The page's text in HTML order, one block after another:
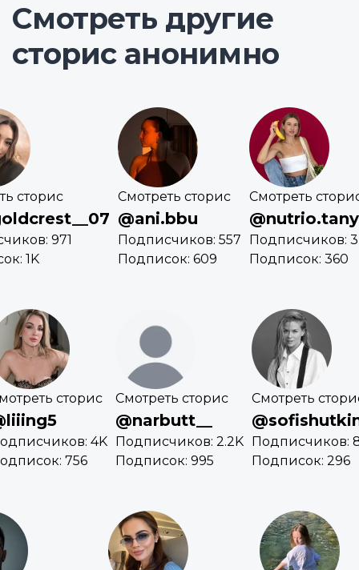
Смотреть другие
сторис анонимно
сторис
971
1K
Смотреть сторис
@ani.bbu
Подписчиков: 557
Подписок: 609
Смотреть
Подписчиков:
Подписок: 360
сторис
4K
756
Смотреть сторис
@narbutt__
Подписчиков: 2.2K
Подписок: 995
Смотреть
Подписчиков:
Подписок: 296